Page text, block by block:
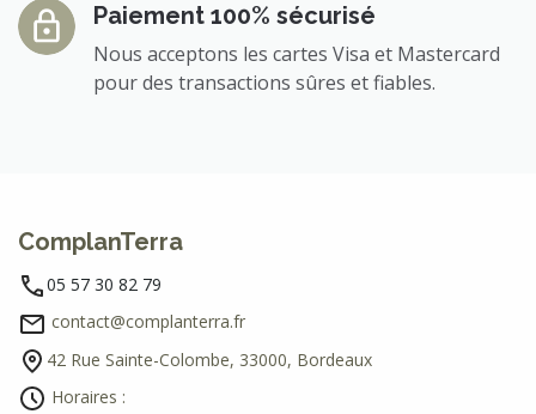
Paiement 100% sécurisé
Nous acceptons les cartes Visa et Mastercard
pour des transactions sûres et fiables.
ComplanTerra
05 57 30 82 79
contact@complanterra.fr
42 Rue Sainte-Colombe, 33000, Bordeaux
Horaires :